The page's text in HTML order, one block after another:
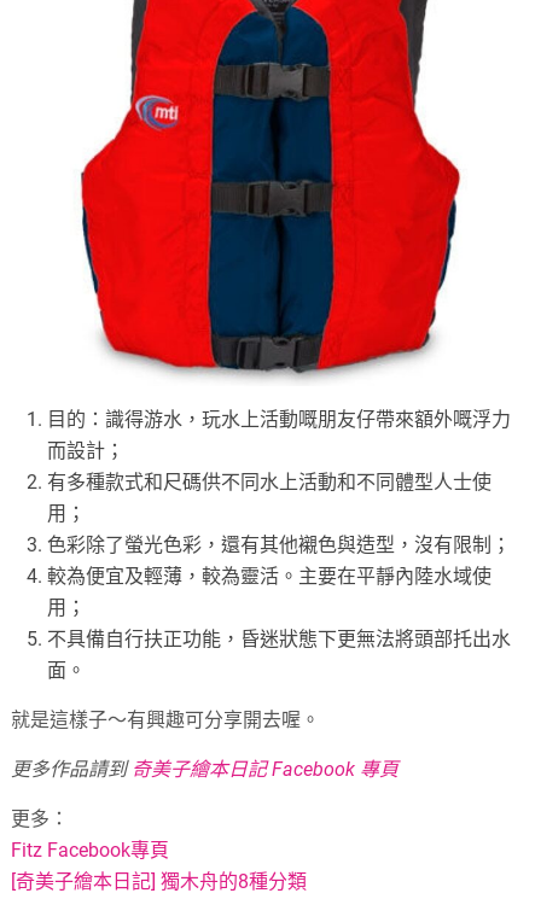
目的：識得游水，玩水上活動嘅朋友仔帶來額外嘅浮力
而設計；
有多種款式和尺碼供不同水上活動和不同體型人士使
用；
色彩除了螢光色彩，還有其他襯色與造型，沒有限制；
較為便宜及輕薄，較為靈活。主要在平靜內陸水域使
用；
不具備自行扶正功能，昏迷狀態下更無法將頭部托出水
面。
就是這樣子～有興趣可分享開去喔。
更多作品請到 奇美子繪本日記 Facebook 專頁
更多：
Fitz Facebook專頁
[奇美子繪本日記] 獨木舟的8種分類